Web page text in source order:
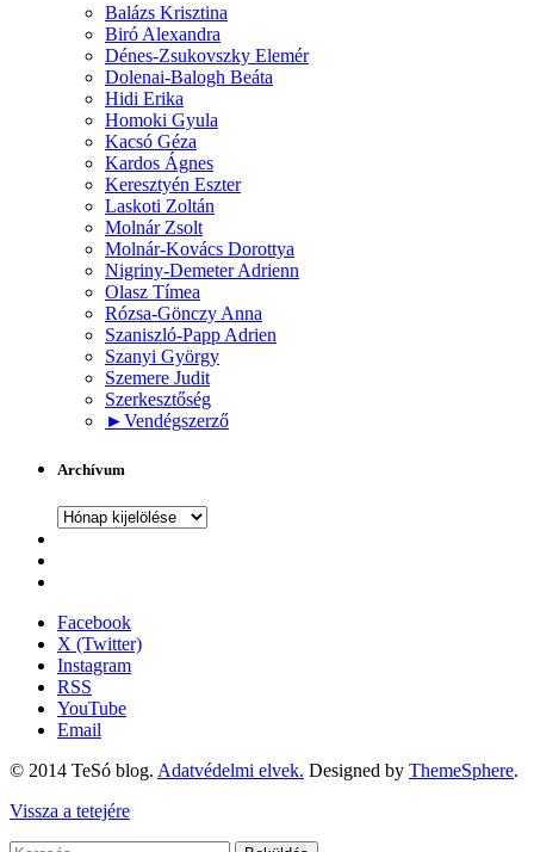
Balázs Krisztina
Biró Alexandra
Dénes-Zsukovszky Elemér
Dolenai-Balogh Beáta
Hidi Erika
Homoki Gyula
Kacsó Géza
Kardos Ágnes
Keresztyén Eszter
Laskoti Zoltán
Molnár Zsolt
Molnár-Kovács Dorottya
Nigriny-Demeter Adrienn
Olasz Tímea
Rózsa-Gönczy Anna
Szaniszló-Papp Adrien
Szanyi György
Szemere Judit
Szerkesztőség
►Vendégszerző
Archívum
Archívum
Facebook
X (Twitter)
Instagram
RSS
YouTube
Email
© 2014 TeSó blog. Adatvédelmi elvek. Designed by ThemeSphere.
Vissza a tetejére